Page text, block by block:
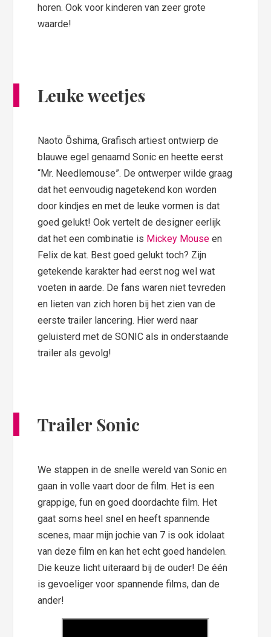
horen. Ook voor kinderen van zeer grote
waarde!
Leuke weetjes
Naoto Ōshima, Grafisch artiest ontwierp de
blauwe egel genaamd Sonic en heette eerst
“Mr. Needlemouse”. De ontwerper wilde graag
dat het eenvoudig nagetekend kon worden
door kindjes en met de leuke vormen is dat
goed gelukt! Ook vertelt de designer eerlijk
dat het een combinatie is Mickey Mouseen
Felix de kat. Best goed gelukt toch? Zijn
getekende karakter had eerst nog wel wat
voeten in aarde. De fans waren niet tevreden
en lieten van zich horen bij het zien van de
eerste trailer lancering. Hier werd naar
geluisterd met de SONIC als in onderstaande
trailer als gevolg!
Trailer Sonic
We stappen in de snelle wereld van Sonic en
gaan in volle vaart door de film. Het is een
grappige, fun en goed doordachte film. Het
gaat soms heel snel en heeft spannende
scenes, maar mijn jochie van 7 is ook idolaat
van deze film en kan het echt goed handelen.
Die keuze licht uiteraard bij de ouder! De één
is gevoeliger voor spannende films, dan de
ander!